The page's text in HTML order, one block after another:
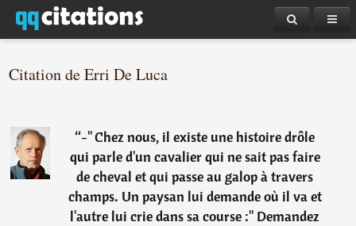
Citation de Erri De Luca
“-" Chez nous, il existe une histoire drôle
qui parle d'un cavalier qui ne sait pas faire
de cheval et qui passe au galop à travers
champs. Un paysan lui demande où il va et
l'autre lui crie dans sa course :" Demandez